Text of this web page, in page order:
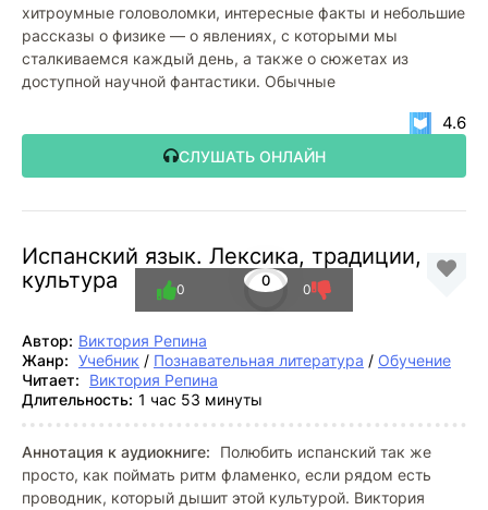
хитроумные головоломки, интересные факты и небольшие
рассказы о физике — о явлениях, с которыми мы
сталкиваемся каждый день, а также о сюжетах из
доступной научной фантастики. Обычные
СЛУШАТЬ ОНЛАЙН
4.6
Испанский язык. Лексика, традиции,
культура
0
0 0
Автор: Виктория Репина
Жанр: Учебник / Познавательная литература / Обучение
Читает:
Виктория Репина
Длительность: 1 час 53 минуты
Аннотация к аудиокниге:
Полюбить испанский так же
просто, как поймать ритм фламенко, если рядом есть
проводник, который дышит этой культурой. Виктория